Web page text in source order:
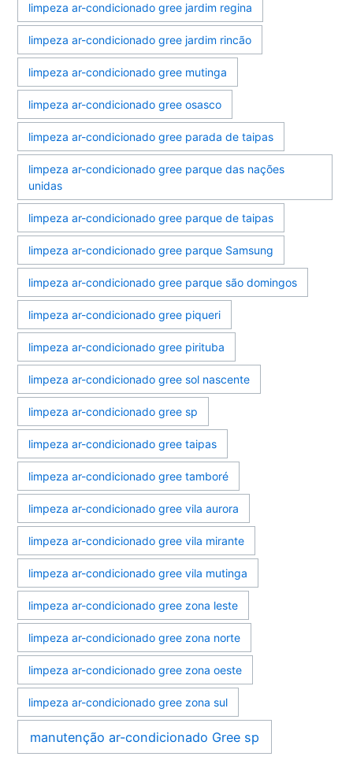
limpeza ar-condicionado gree jardim regina
limpeza ar-condicionado gree jardim rincão
limpeza ar-condicionado gree mutinga
limpeza ar-condicionado gree osasco
limpeza ar-condicionado gree parada de taipas
limpeza ar-condicionado gree parque das nações
unidas
limpeza ar-condicionado gree parque de taipas
limpeza ar-condicionado gree parque Samsung
limpeza ar-condicionado gree parque são domingos
limpeza ar-condicionado gree piqueri
limpeza ar-condicionado gree pirituba
limpeza ar-condicionado gree sol nascente
limpeza ar-condicionado gree sp
limpeza ar-condicionado gree taipas
limpeza ar-condicionado gree tamboré
limpeza ar-condicionado gree vila aurora
limpeza ar-condicionado gree vila mirante
limpeza ar-condicionado gree vila mutinga
limpeza ar-condicionado gree zona leste
limpeza ar-condicionado gree zona norte
limpeza ar-condicionado gree zona oeste
limpeza ar-condicionado gree zona sul
manutenção ar-condicionado Gree sp